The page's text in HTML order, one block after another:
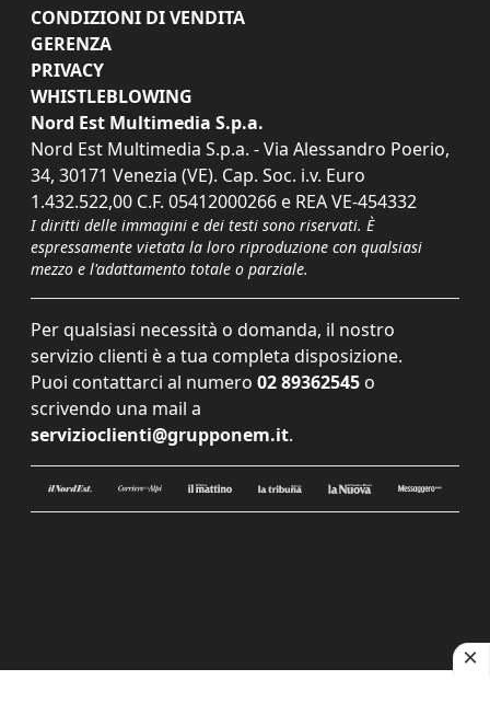
CONDIZIONI DI VENDITA
GERENZA
PRIVACY
WHISTLEBLOWING
Nord Est Multimedia S.p.a.
Nord Est Multimedia S.p.a. - Via Alessandro Poerio,
34, 30171 Venezia (VE). Cap. Soc. i.v. Euro
1.432.522,00 C.F. 05412000266 e REA VE-454332
I diritti delle immagini e dei testi sono riservati. È
espressamente vietata la loro riproduzione con qualsiasi
mezzo e l'adattamento totale o parziale.
Per qualsiasi necessità o domanda, il nostro
servizio clienti è a tua completa disposizione.
Puoi contattarci al numero 02 89362545 o
scrivendo una mail a
servizioclienti@grupponem.it.